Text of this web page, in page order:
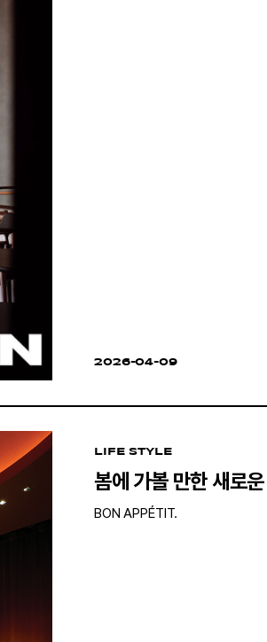
2026-04-09
LIFE STYLE
봄에 가볼 만한 새로
BON APPÉTIT.